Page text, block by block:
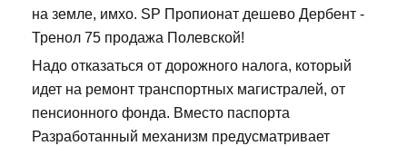
на земле, имхо. SP Пропионат дешево Дербент -
Тренол 75 продажа Полевской!
Надо отказаться от дорожного налога, который
идет на ремонт транспортных магистралей, от
пенсионного фонда. Вместо паспорта
Разработанный механизм предусматривает